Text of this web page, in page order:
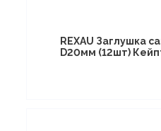
REXAU Заглушка
D20мм (12шт)